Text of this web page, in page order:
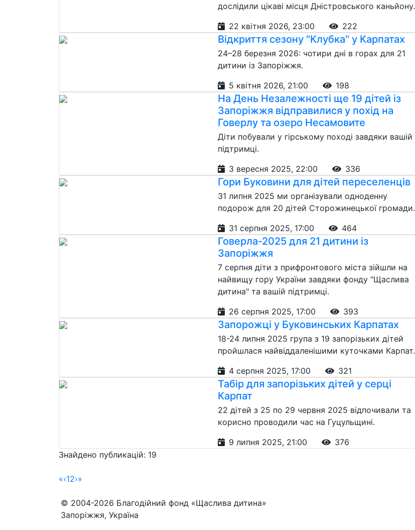
дослідили цікаві місця Дністровського каньйону.
22 квітня 2026, 23:00
222
Відкриття сезону "Клубка" у Карпатах
24–28 березня 2026: чотири дні в горах для 21
дитини із Запоріжжя.
5 квітня 2026, 21:00
198
На День Незалежності ще 19 дітей із
Запоріжжя відправилися у похід на
Говерлу та озеро Несамовите
Діти побували у гірському поході завдяки вашій
підтримці.
3 вересня 2025, 22:00
336
Гори Буковини для дітей переселенців
31 липня 2025 ми організували одноденну
подорож для 20 дітей Сторожинецької громади.
31 серпня 2025, 17:00
464
Говерла-2025 для 21 дитини із
Запоріжжя
7 серпня діти з прифронтового міста зійшли на
найвищу гору України завдяки фонду "Щаслива
дитина" та вашій підтримці.
26 серпня 2025, 17:00
393
Запорожці у Буковинських Карпатах
18-24 липня 2025 група з 19 запорізьких дітей
пройшлася найвіддаленішими куточками Карпат.
4 серпня 2025, 17:00
321
Табір для запорізьких дітей у серці
Карпат
22 дітей з 25 по 29 червня 2025 відпочивали та
корисно проводили час на Гуцульщині.
9 липня 2025, 21:00
376
Знайдено публикацій: 19
«‹12›»
© 2004-2026 Благодійний фонд «Щаслива дитина»
Запоріжжя, Україна